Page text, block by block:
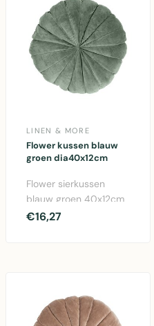
LINEN & MORE
Flower kussen blauw
groen dia40x12cm
Flower sierkussen
blauw groen 40x12cm
van Linen & More.
€16,27